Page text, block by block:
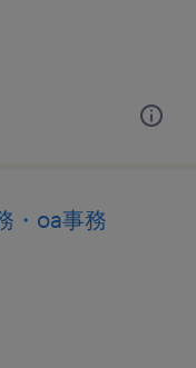
・oa事務